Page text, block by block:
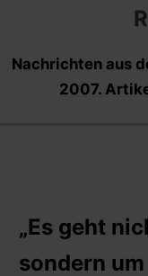
Nachrichten aus
2007.
„Es geht
sondern